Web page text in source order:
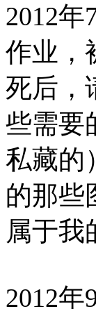
2012
作业，
死后，
些需要
私藏的
的那些
属于我
2012